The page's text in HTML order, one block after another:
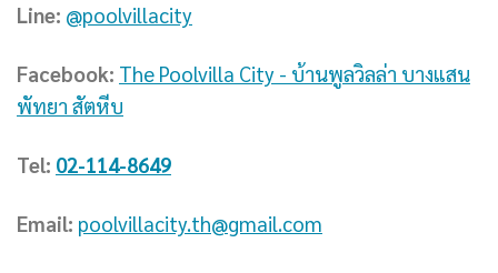
Line: @poolvillacity
Facebook: The Poolvilla City - บ้านพูลวิลล่า บางแสน
พัทยา สัตหีบ
Tel: 02-114-8649
Email: poolvillacity.th@gmail.com